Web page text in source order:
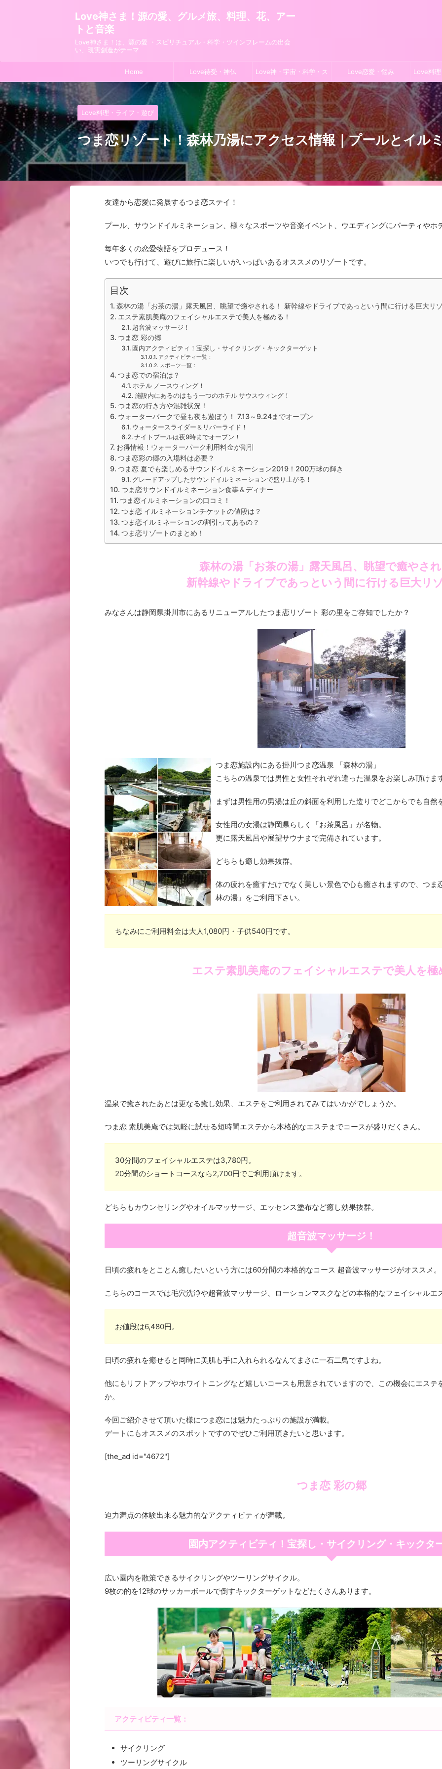
Love神さま！源の愛、グルメ旅、料理、花、アー
トと音楽
Love神さま！は、源の愛 ・スピリチュアル・科学・ツインフレームの出会
い、現実創造がテーマ
Home Love待受・神仏 Love神・宇宙・科学・ス
ピ
Love恋愛・悩み Love料
Love料理・ライフ・遊び
つま恋リゾート！森林乃湯にアクセス情報｜プールとイル
友達から恋愛に発展するつま恋ステイ！
プール、サウンドイルミネーション、様々なスポーツや音楽イベント、ウエディングにパーティやホ
毎年多くの恋愛物語をプロデュース！
いつでも行けて、遊びに旅行に楽しいがいっぱいあるオススメのリゾートです。
目次
森林の湯「お茶の湯」露天風呂、眺望で癒やされる！ 新幹線やドライブであっという間に行ける巨大リ
エステ素肌美庵のフェイシャルエステで美人を極める！
超音波マッサージ！
つま恋 彩の郷
園内アクティビティ！宝探し・サイクリング・キックターゲット
アクティビティ一覧：
スポーツ一覧：
つま恋での宿泊は？
ホテル ノースウィング！
施設内にあるのはもう一つのホテル サウスウィング！
つま恋の行き方や混雑状況！
ウォーターパークで昼も夜も遊ぼう！ 7.13～9.24までオープン
ウォータースライダー＆リバーライド！
ナイトプールは夜9時までオープン！
お得情報！ウォーターパーク利用料金が割引
つま恋彩の郷の入場料は必要？
つま恋 夏でも楽しめるサウンドイルミネーション2019！200万球の輝き
グレードアップしたサウンドイルミネーションで盛り上がる！
つま恋サウンドイルミネーション食事＆ディナー
つま恋イルミネーションの口コミ！
つま恋 イルミネーションチケットの値段は？
つま恋イルミネーションの割引ってあるの？
つま恋リゾートのまとめ！
森林の湯「お茶の湯」露天風呂、眺望で癒やさ
新幹線やドライブであっという間に行ける巨大リ
みなさんは静岡県掛川市にあるリニューアルしたつま恋リゾート 彩の里をご存知でしたか？
つま恋施設内にある掛川つま恋温泉 「森林の湯」
こちらの温泉では男性と女性それぞれ違った温泉をお楽しみ頂けま
まずは男性用の男湯は丘の斜面を利用した造りでどこからでも自然
女性用の女湯は静岡県らしく「お茶風呂」が名物。
更に露天風呂や展望サウナまで完備されています。
どちらも癒し効果抜群。
体の疲れを癒すだけでなく美しい景色で心も癒されますので、つま
林の湯」をご利用下さい。
ちなみにご利用料金は大人1,080円・子供540円です。
エステ素肌美庵のフェイシャルエステで美人を極
温泉で癒されたあとは更なる癒し効果、エステをご利用されてみてはいかがでしょうか。
つま恋 素肌美庵では気軽に試せる短時間エステから本格的なエステまでコースが盛りだくさん。
30分間のフェイシャルエステは3,780円。
20分間のショートコースなら2,700円でご利用頂けます。
どちらもカウンセリングやオイルマッサージ、エッセンス塗布など癒し効果抜群。
超音波マッサージ！
日頃の疲れをとことん癒したいという方には60分間の本格的なコース 超音波マッサージがオススメ。
こちらのコースでは毛穴洗浄や超音波マッサージ、ローションマスクなどの本格的なフェイシャルエ
お値段は6,480円。
日頃の疲れを癒せると同時に美肌も手に入れられるなんてまさに一石二鳥ですよね。
他にもリフトアップやホワイトニングなど嬉しいコースも用意されていますので、この機会にエステ
か。
今回ご紹介させて頂いた様につま恋には魅力たっぷりの施設が満載。
デートにもオススメのスポットですのでぜひご利用頂きたいと思います。
[the_ad id="4672"]
つま恋 彩の郷
迫力満点の体験出来る魅力的なアクティビティが満載。
園内アクティビティ！宝探し・サイクリング・キックタ
広い園内を散策できるサイクリングやツーリングサイクル。
9枚の的を12球のサッカーボールで倒すキックターゲットなどたくさんあります。
アクティビティ一覧：
サイクリング
ツーリングサイクル